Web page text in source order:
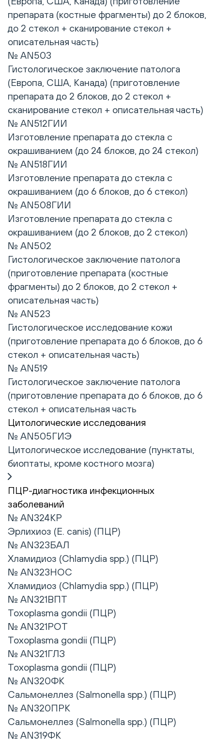
препарата (костные фрагменты) до 2 блоков,
до 2 стекол + сканирование стекол +
описательная часть)
№ AN503
Гистологическое заключение патолога
(Европа, США, Канада) (приготовление
препарата до 2 блоков, до 2 стекол +
сканирование стекол + описательная часть)
№ AN512ГИИ
Изготовление препарата до стекла с
окрашиванием (до 24 блоков, до 24 стекол)
№ AN518ГИИ
Изготовление препарата до стекла с
окрашиванием (до 6 блоков, до 6 стекол)
№ AN508ГИИ
Изготовление препарата до стекла с
окрашиванием (до 2 блоков, до 2 стекол)
№ AN502
Гистологическое заключение патолога
(приготовление препарата (костные
фрагменты) до 2 блоков, до 2 стекол +
описательная часть)
№ AN523
Гистологическое исследование кожи
(приготовление препарата до 6 блоков, до 6
стекол + описательная часть)
№ AN519
Гистологическое заключение патолога
(приготовление препарата до 6 блоков, до 6
стекол + описательная часть
Цитологические исследования
№ AN505ГИЭ
Цитологическое исследование (пунктаты,
биоптаты, кроме костного мозга)
ПЦР-диагностика инфекционных
заболеваний
№ AN324КР
Эрлихиоз (E. canis) (ПЦР)
№ AN323БАЛ
Хламидиоз (Chlamydia spp.) (ПЦР)
№ AN323НОС
Хламидиоз (Chlamydia spp.) (ПЦР)
№ AN321ВПТ
Toxoplasma gondii (ПЦР)
№ AN321РОТ
Toxoplasma gondii (ПЦР)
№ AN321ГЛЗ
Toxoplasma gondii (ПЦР)
№ AN320ФК
Сальмонеллез (Salmonella spp.) (ПЦР)
№ AN320ПРК
Сальмонеллез (Salmonella spp.) (ПЦР)
№ AN319ФК